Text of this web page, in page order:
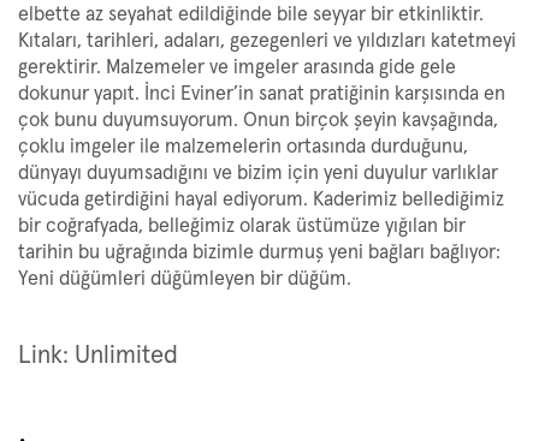
elbette az seyahat edildiğinde bile seyyar bir etkinliktir.
Kıtaları, tarihleri, adaları, gezegenleri ve yıldızları katetmeyi
gerektirir. Malzemeler ve imgeler arasında gide gele
dokunur yapıt. İnci Eviner’in sanat pratiğinin karşısında en
çok bunu duyumsuyorum. Onun birçok şeyin kavşağında,
çoklu imgeler ile malzemelerin ortasında durduğunu,
dünyayı duyumsadığını ve bizim için yeni duyulur varlıklar
vücuda getirdiğini hayal ediyorum. Kaderimiz bellediğimiz
bir coğrafyada, belleğimiz olarak üstümüze yığılan bir
tarihin bu uğrağında bizimle durmuş yeni bağları bağlıyor:
Yeni düğümleri düğümleyen bir düğüm.
Link: Unlimited